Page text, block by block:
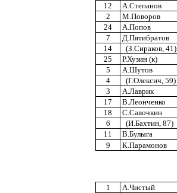
12
А.Степанов
2
М.Поворов
24
А.Попов
7
Д.Пятибратов
14
(З.Сираков, 41)
25
Р.Хузин (к)
5
А.Шутов
4
(Г.Олексич, 59)
3
А.Лаврик
17
В.Леонченко
18
С.Савочкин
6
(И.Бахтин, 87)
11
В.Булыга
9
К.Парамонов
1
А.Чистый